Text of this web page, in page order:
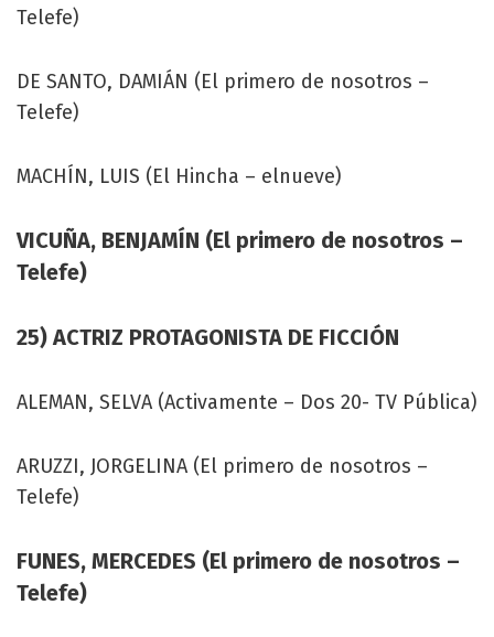
Telefe)
DE SANTO, DAMIÁN (El primero de nosotros –
Telefe)
MACHÍN, LUIS (El Hincha – elnueve)
VICUÑA, BENJAMÍN (El primero de nosotros –
Telefe)
25) ACTRIZ PROTAGONISTA DE FICCIÓN
ALEMAN, SELVA (Activamente – Dos 20- TV Pública)
ARUZZI, JORGELINA (El primero de nosotros –
Telefe)
FUNES, MERCEDES (El primero de nosotros –
Telefe)